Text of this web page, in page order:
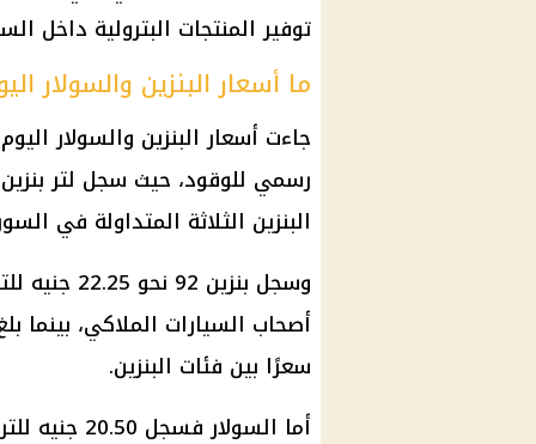
توفير المنتجات البترولية داخل
ما أسعار البنزين والسولار
جاءت أسعار البنزين والسولار اليوم
رسمي للوقود، حيث سجل لتربنزين
البنزين الثلاثة المتداولة في
وسجل بنزين 92
نحو
أصحاب السيارات الملاكي، بينما
سعرًا بين فئات البنزين.
أما